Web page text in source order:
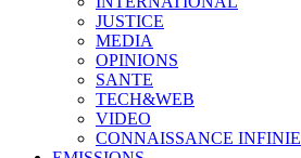
JUSTICE
MEDIA
OPINIONS
SANTE
TECH&WEB
VIDEO
CONNAISSANCE INFINIE